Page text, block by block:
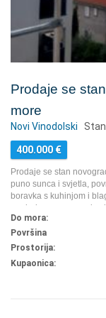
Prodaje se
more
Novi Vinodolski Stan
400.000 €
Prodaje se stan
puno sunca i svjetla,
boravka s kuhinjom i
pogledom na more,
kat ili drugi kat po
obitelji, prodaje firma pa
Do mora:
Površina
Prostorija:
Kupaonica: